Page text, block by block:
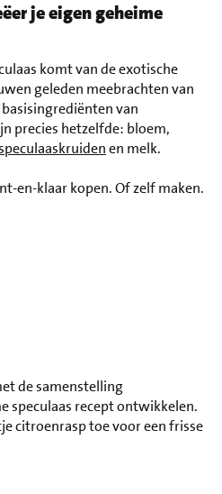
je eigen geheime
komt van de exotische
geleden meebrachten van
van
precies hetzelfde: bloem,
en melk.
en-klaar kopen. Of zelf maken.
de samenstelling
speculaas recept ontwikkelen.
citroenrasp toe voor een frisse